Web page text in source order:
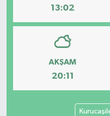
13:02
AKŞAM
20:11